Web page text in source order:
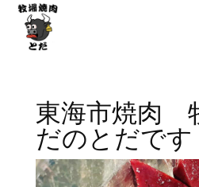
東海市焼肉
だのとだです